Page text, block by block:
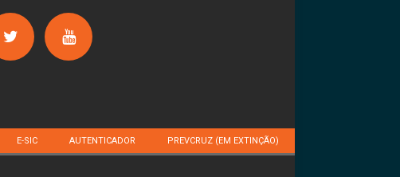
E-SIC AUTENTICADOR PREVCRUZ (EM EXTINÇÃO)